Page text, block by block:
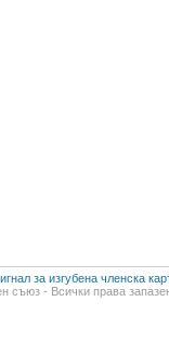
за изгубена членска
съюз - Всички права